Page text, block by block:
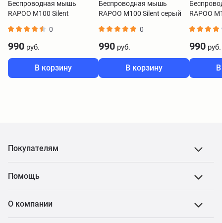
Беспроводная мышь
RAPOO M100 Silent
0
990 руб.
В корзину
Беспроводная мышь
RAPOO M100 Silent серый
0
990 руб.
В корзину
RAPOO
990 руб.
Покупателям
Помощь
О компании